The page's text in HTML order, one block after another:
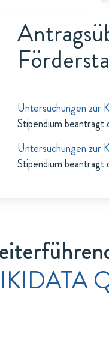
Untersuchungen zur
Stipendium beantragt
Untersuchungen zur
Stipendium beantragt